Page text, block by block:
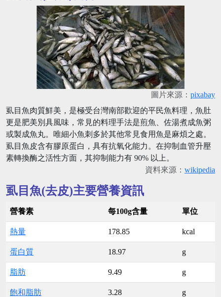
圖片來源： pixabay
虱目魚肉質鮮美，是極受台灣南部歡迎的平民魚料理，魚肚
更是肥美別具風味，常見的料理手法是煎魚、佐湯煮成魚粥
或製成魚丸。唯細小魚刺多於其他常見食用魚是麻煩之處。
虱目魚皮含有膠原蛋白，具有抗氧化能力。在抑制血管升壓
素轉換酶之活性方面，其抑制能力有 90% 以上。
資料來源： wikipedia
虱目魚(去皮)主要營養資訊
營養素 每100g含量 單位
熱量 178.85 kcal
蛋白質 18.97 g
脂肪 9.49 g
飽和脂肪 3.28 g